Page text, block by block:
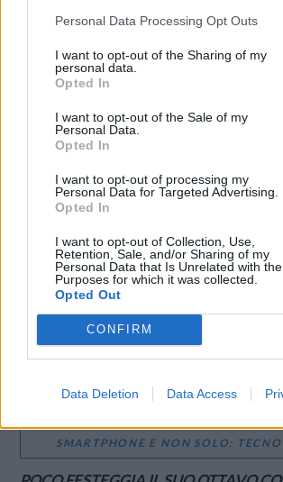
Personal Data Processing Opt Outs
I want to opt-out of the Sharing of my
personal data.
Opted In
I want to opt-out of the Sale of my
Personal Data.
Opted In
I want to opt-out of processing my
Personal Data for Targeted Advertising.
Opted In
I want to opt-out of Collection, Use,
Retention, Sale, and/or Sharing of my
Personal Data that Is Unrelated with the
Purposes for which it was collected.
Opted Out
CONFIRM
Data Deletion Data Access
SMARTPHONE E NON SOLO: